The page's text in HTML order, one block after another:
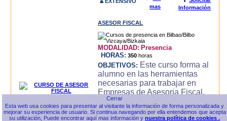
mas
Información
ASESOR FISCAL
MODALIDAD: Presencia
HORAS: 350 horas
OBJETIVOS: Este curso forma al
alumno en las herramientas
necesarias para trabajar en
Empresas de Asesoria Fiscal,
conoce las herramientas
ofimaticas, Internet,
Contabilidad General e
Esta web usa cookies para presentar al visitante la información de forma personalizada y
mejorar su experiencia de usuario. Si continua navegando por ella entendemos que acepta
su utilización, Puede encontrar aquí mas información ynuestra política de cookies .